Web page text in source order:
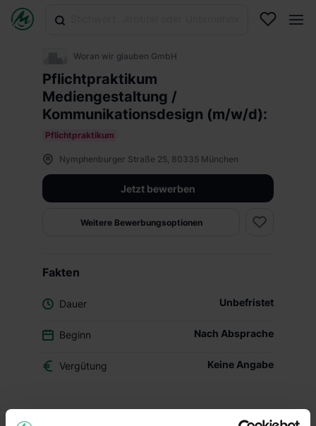
Woran wir glauben GmbH
Pflichtpraktikum
Mediengestaltung /
Kommunikationsdesign (m/w/d):
Pflichtpraktikum
Nymphenburger Straße 25, 80335 München
Jetzt bewerben
Weitere Bewerbungsoptionen
Fakten
Dauer Unbefristet
Beginn Nach Absprache
Vergütung Keine Angabe
Woran wir glauben!